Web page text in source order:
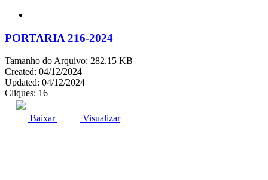
PORTARIA 216-2024
Tamanho do Arquivo: 282.15 KB
Created: 04/12/2024
Updated: 04/12/2024
Cliques: 16
Baixar Visualizar